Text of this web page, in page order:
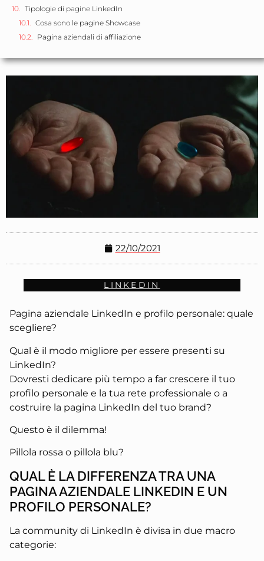
Tipologie di pagine LinkedIn
Cosa sono le pagine Showcase
Pagina aziendali di affiliazione
22/10/2021
LINKEDIN
Pagina aziendale LinkedIn e profilo personale: quale
scegliere?
Qual è il modo migliore per essere presenti su
LinkedIn?
Dovresti dedicare più tempo a far crescere il tuo
profilo personale e la tua rete professionale o a
costruire la pagina LinkedIn del tuo brand?
Questo è il dilemma!
Pillola rossa o pillola blu?
QUAL È LA DIFFERENZA TRA UNA
PAGINA AZIENDALE LINKEDIN E UN
PROFILO PERSONALE?
La community di LinkedIn è divisa in due macro
categorie: